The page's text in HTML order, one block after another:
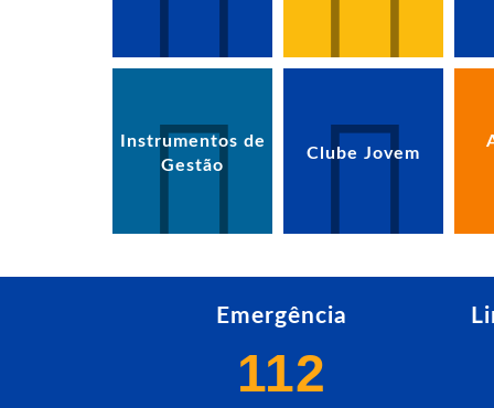
Instrumentos de
Gestão
Clube Jovem
Emergência
112